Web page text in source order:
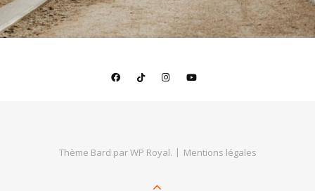
Thème Bard parWP Royal. Mentions légales